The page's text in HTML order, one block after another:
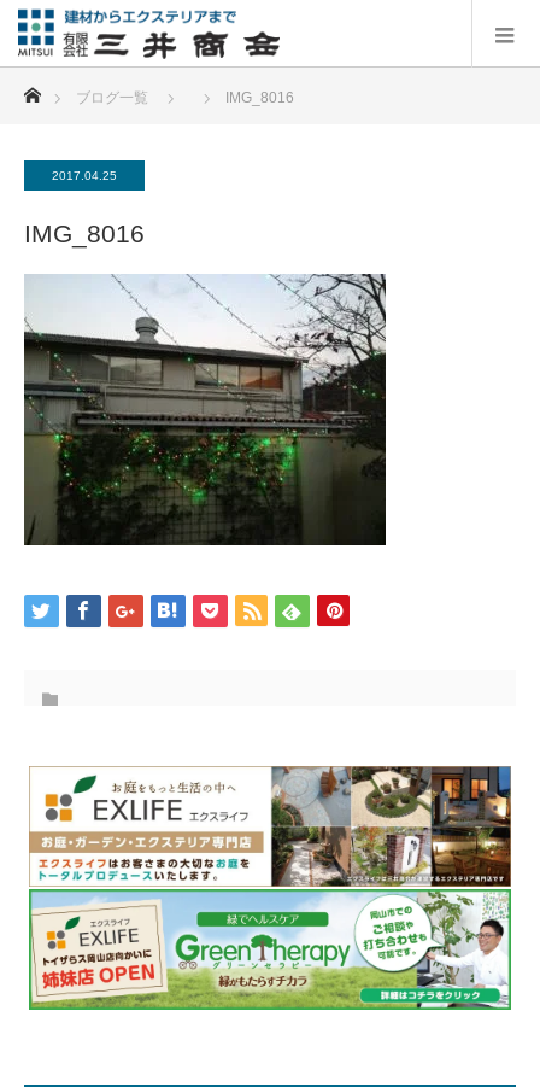
ブログ一覧 IMG_8016
2017.04.25
IMG_8016